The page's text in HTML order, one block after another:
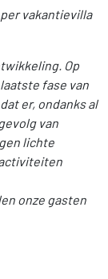
vakantievilla
Op
fase van
er, ondanks al
van
lichte
onze gasten